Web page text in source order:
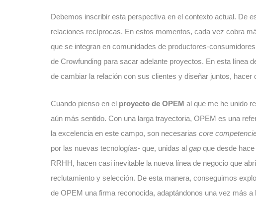
Debemos inscribir esta perspectiva en el contexto actual. De
relaciones recíprocas. En estos momentos, cada vez cobra
que se integran en comunidades de productores-
de Crowfunding para sacar adelante proyectos. En esta línea
de cambiar la relación con sus clientes y diseñar juntos, hacer
Cuando pienso en el proyecto de OPEM al que me he unido
aún más sentido. Con una larga trayectoria, OPEM es una
la excelencia en este campo, son necesarias core
por las nuevas tecnologías- que, unidas al gap que desde
RRHH, hacen casi inevitable la nueva línea de negocio que
reclutamiento y selección. De esta manera, conseguimos
de OPEM una firma reconocida, adaptándonos una vez más